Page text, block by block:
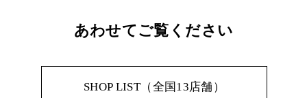
あわせてご覧ください
SHOP LIST（全国13店舗）